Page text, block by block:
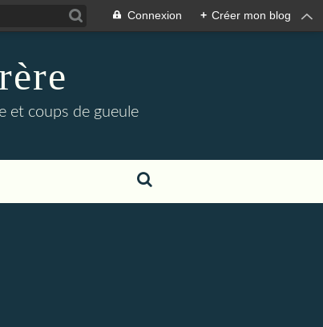
Connexion + Créer mon blog
et coups de gueule